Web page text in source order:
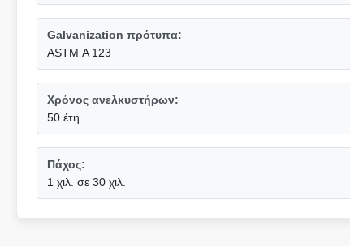
Galvanization πρότυπα:
ASTM Α 123
Χρόνος ανελκυστήρων:
50 έτη
Πάχος:
1 χιλ. σε 30 χιλ.